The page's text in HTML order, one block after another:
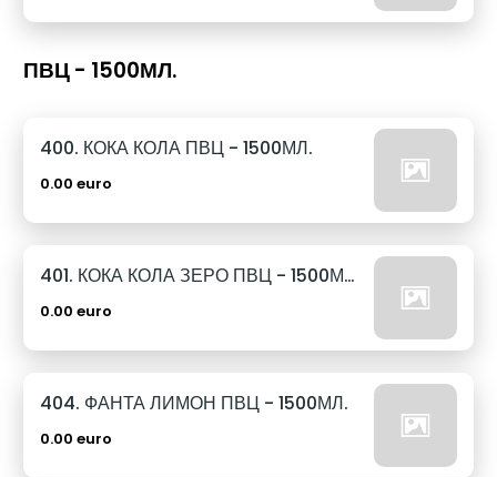
ПВЦ - 1500МЛ.
400. КОКА КОЛА ПВЦ - 1500МЛ.
0.00 euro
401. КОКА КОЛА ЗЕРО ПВЦ - 1500МЛ.
0.00 euro
404. ФАНТА ЛИМОН ПВЦ - 1500МЛ.
0.00 euro